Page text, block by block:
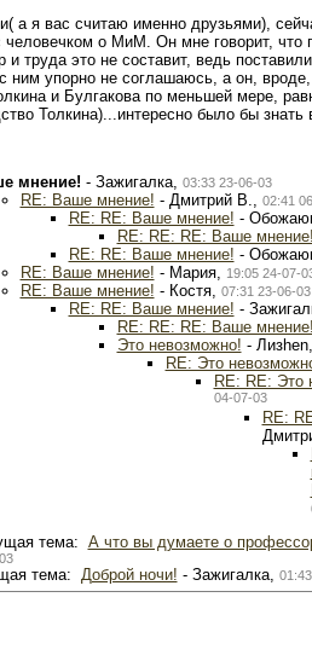
а я вас считаю именно друзьями),
человечком о МиМ. Он мне говорит, что
и труда это не составит, ведь
ним упорно не соглашаюсь, а он, вроде,
и Булгакова по меньшей мере,
Толкина)...интересно было бы знать
мнение! - Зажигалка, 03:33 23-06-03
RE: Ваше мнение! - Дмитрий В., 02:41
RE: RE: Ваше мнение! -
RE: RE: RE: Ваше мнение!
RE: RE: Ваше мнение! -
RE: Ваше мнение! - Мария, 19:05 24-07-
RE: Ваше мнение! - Костя, 07:31 23-06-03
RE: RE: Ваше мнение! -
RE: RE: RE: Ваше мнение!
Это невозможно! - Лизhen,
RE: Это
RE: RE: Это
04-07-03
RE:
тема: А что вы думаете о
тема: Доброй ночи! - Зажигалка,